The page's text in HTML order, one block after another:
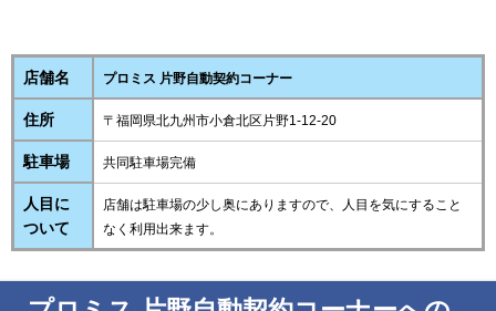
店舗名 プロミス 片野自動契約コーナー
住所 〒福岡県北九州市小倉北区片野1-12-20
駐車場 共同駐車場完備
人目に
ついて
店舗は駐車場の少し奥にありますので、人目を気にすること
なく利用出来ます。